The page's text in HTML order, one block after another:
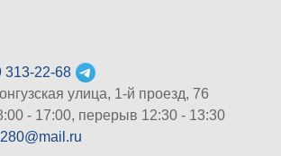
313-22-68
улица, 1-й проезд, 76
- 17:00, перерыв 12:30 - 13:30